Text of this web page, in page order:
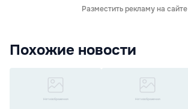
Разместить рекламу на сайте
Похожие новости